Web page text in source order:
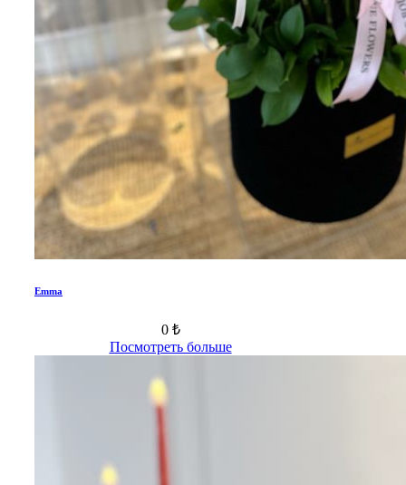
Emma
0 ₺
Посмотреть больше